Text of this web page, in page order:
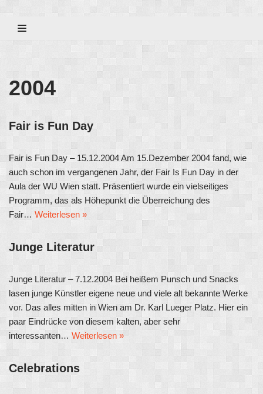
Zum
2004
Fair is Fun Day
Fair is Fun Day – 15.12.2004 Am 15.Dezember 2004 fand, wie
auch schon im vergangenen Jahr, der Fair Is Fun Day in der
Aula der WU Wien statt. Präsentiert wurde ein vielseitiges
Programm, das als Höhepunkt die Überreichung des
Fair… Weiterlesen »
Junge Literatur
Junge Literatur – 7.12.2004 Bei heißem Punsch und Snacks
lasen junge Künstler eigene neue und viele alt bekannte Werke
vor. Das alles mitten in Wien am Dr. Karl Lueger Platz. Hier ein
paar Eindrücke von diesem kalten, aber sehr
interessanten… Weiterlesen »
Celebrations